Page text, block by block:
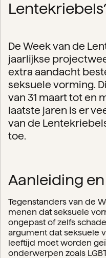
De Week van de
jaarlijkse
extra aandacht
seksuele vorming.
van 31 maart tot en
laatste jaren is er
van de
toe.
Aanleiding
Tegenstanders van de
menen dat seksuele
ongepast of zelfs
argument dat seksuele
leeftijd moet worden
onderwerpen zoals